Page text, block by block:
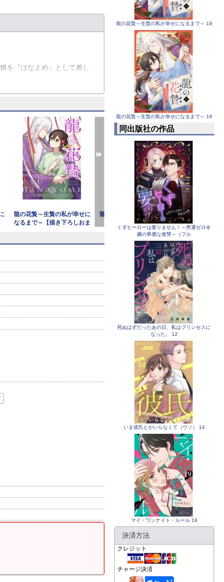
を『はなよめ』として差し
大切にする」と抱き締めて
龍の花贄～生贄の私が幸せに
なるまで～【描き下ろしおま
龍の花贄～生贄の私が幸せに
なるまで～ 16
龍の花贄～生
龍の花贄～生贄の私が幸せになるまで～ 19
龍の花贄～生贄の私が幸せになるまで～ 18
同出版社の作品
くずヒーローは要りません！～男運ゼロ令
嬢の華麗な復讐～（フル
死ぬはずだったあの日、私はプリンセスに
なった。 12
いま彼氏とかいらなくて（ウソ） 14
マイ・ワンナイト・ルール 19
決済方法
クレジット
チャージ決済